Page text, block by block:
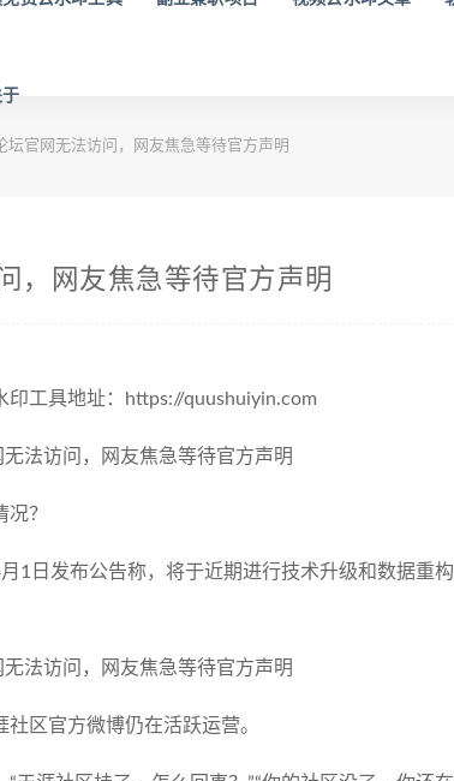
于
坛官网无法访问，网友焦急等待官方声明
，网友焦急等待官方声明
印工具地址：https://quushuiyin.com
况？
1日发布公告称，将于近期进行技术升级和数据重
区官方微博仍在活跃运营。